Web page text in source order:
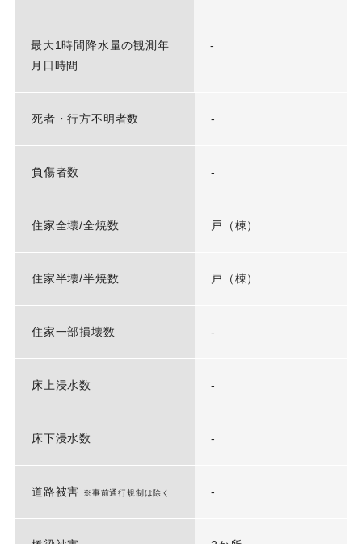
最大1時間降水量の観測年
月日時間
-
死者・行方不明者数 -
負傷者数 -
住家全壊/全焼数 戸（棟）
住家半壊/半焼数 戸（棟）
住家一部損壊数 -
床上浸水数 -
床下浸水数 -
道路被害 ※事前通行規制は除く -